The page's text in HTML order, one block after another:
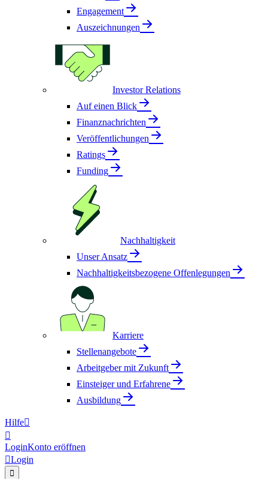
Engagement
Auszeichnungen
Investor Relations
Auf einen Blick
Finanznachrichten
Veröffentlichungen
Ratings
Funding
Nachhaltigkeit
Unser Ansatz
Nachhaltigkeitsbezogene Offenlegungen
Karriere
Stellenangebote
Arbeitgeber mit Zukunft
Einsteiger und Erfahrene
Ausbildung
Hilfe

LoginKonto eröffnen
Login
